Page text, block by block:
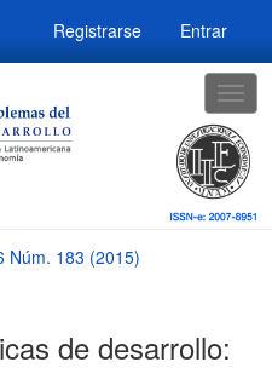
Registrarse Entrar
Núm. 183 (2015)
de desarrollo: